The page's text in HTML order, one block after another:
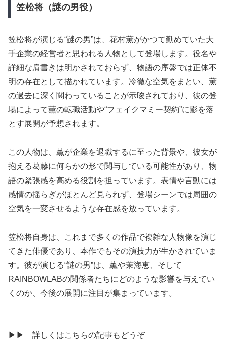
笠松将（謎の男役）
笠松将が演じる“謎の男”は、花村薫がかつて勤めていた大
手企業の経営者と思われる人物として登場します。役名や
詳細な肩書きは明かされておらず、物語の序盤では正体不
明の存在として描かれています。冷徹な空気をまとい、薫
の過去に深く関わっていることが示唆されており、彼の登
場によって薫の転職活動や“フェイクマミー契約”に影を落
とす展開が予想されます。
この人物は、薫が企業を退職するに至った背景や、彼女が
抱える葛藤に何らかの形で関与している可能性があり、物
語の緊張感を高める役割を担っています。表情や言動には
感情の揺らぎがほとんど見られず、登場シーンでは周囲の
空気を一変させるような存在感を放っています。
笠松将自身は、これまで多くの作品で複雑な人物像を演じ
てきた俳優であり、本作でもその演技力が生かされていま
す。彼が演じる“謎の男”は、薫や茉海恵、そして
RAINBOWLABの関係者たちにどのような影響を与えてい
くのか、今後の展開に注目が集まっています。
▶▶ 詳しくはこちらの記事もどうぞ